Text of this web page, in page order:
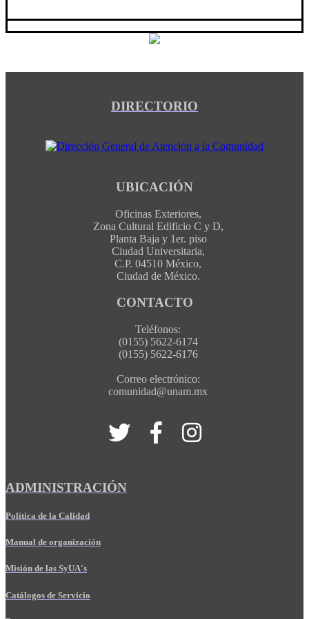
DIRECTORIO
UBICACIÓN
Oficinas Exteriores,
Zona Cultural Edificio C y D,
Planta Baja y 1er. piso
Ciudad Universitaria,
C.P. 04510 México,
Ciudad de México.
CONTACTO
Teléfonos:
(0155) 5622-6174
(0155) 5622-6176
Correo electrónico:
comunidad@unam.mx
ADMINISTRACIÓN
Política de la Calidad
Manual de organización
Misión de las SyUA's
Catálogos de Servicio